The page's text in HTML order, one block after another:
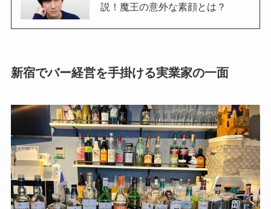
説！魔王の意外な素顔とは？
新宿でバー経営を手掛ける実業家の一面